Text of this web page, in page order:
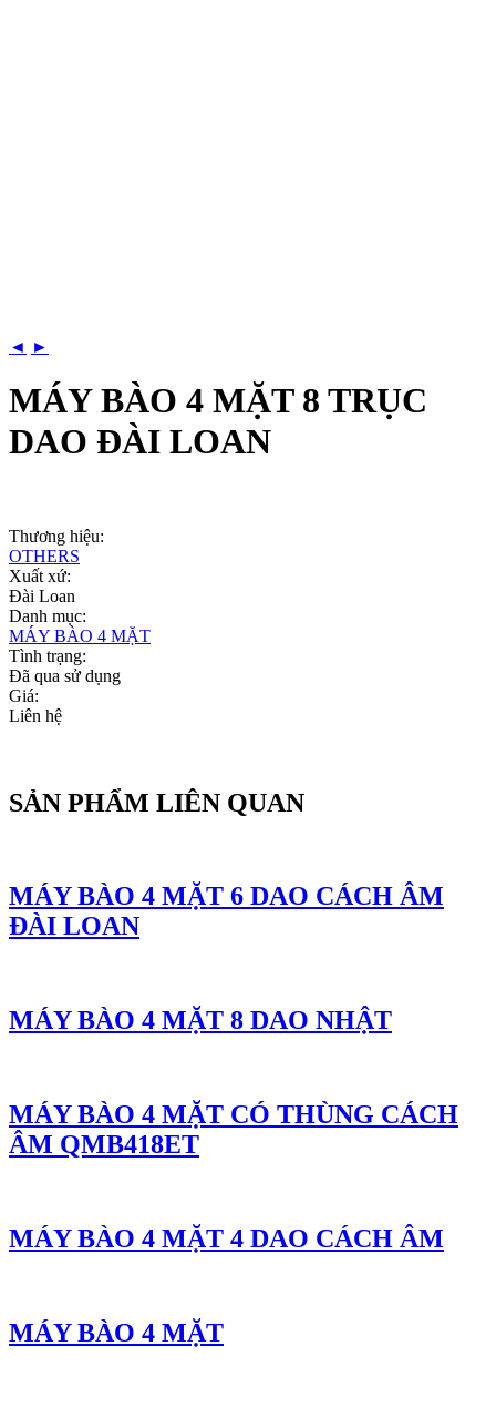
◄ ►
MÁY BÀO 4 MẶT 8 TRỤC
DAO ĐÀI LOAN
Thương hiệu:
OTHERS
Xuất xứ:
Đài Loan
Danh mục:
MÁY BÀO 4 MẶT
Tình trạng:
Đã qua sử dụng
Giá:
Liên hệ
SẢN PHẨM LIÊN QUAN
MÁY BÀO 4 MẶT 6 DAO CÁCH ÂM
ĐÀI LOAN
MÁY BÀO 4 MẶT 8 DAO NHẬT
MÁY BÀO 4 MẶT CÓ THÙNG CÁCH
ÂM QMB418ET
MÁY BÀO 4 MẶT 4 DAO CÁCH ÂM
MÁY BÀO 4 MẶT